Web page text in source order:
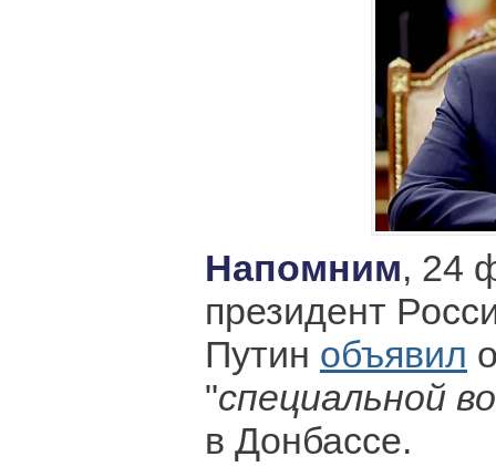
Напомним, 24
президент
Путин объявил
"специальной
в Донбассе.